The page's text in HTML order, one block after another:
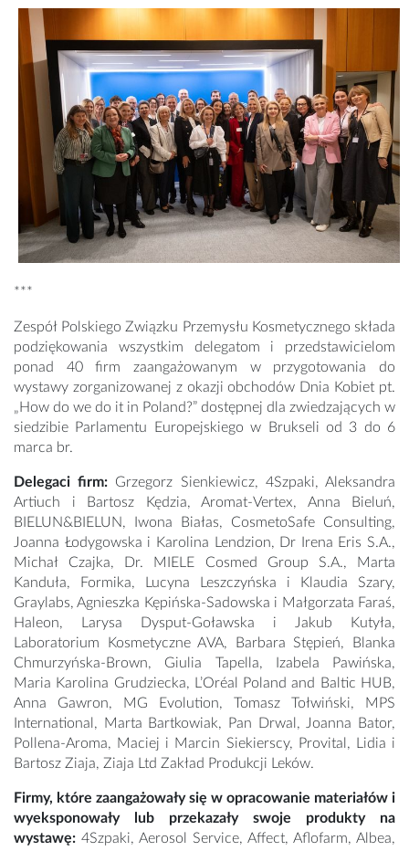
***
Zespół Polskiego Związku Przemysłu Kosmetycznego składa
podziękowania wszystkim delegatom i przedstawicielom
ponad 40 firm zaangażowanym w przygotowania do
wystawy zorganizowanej z okazji obchodów Dnia Kobiet pt.
„How do we do it in Poland?” dostępnej dla zwiedzających w
siedzibie Parlamentu Europejskiego w Brukseli od 3 do 6
marca br.
Delegaci firm: Grzegorz Sienkiewicz, 4Szpaki, Aleksandra
Artiuch i Bartosz Kędzia, Aromat-Vertex, Anna Bieluń,
BIELUN&BIELUN, Iwona Białas, CosmetoSafe Consulting,
Joanna Łodygowska i Karolina Lendzion, Dr Irena Eris S.A.,
Michał Czajka, Dr. MIELE Cosmed Group S.A., Marta
Kanduła, Formika, Lucyna Leszczyńska i Klaudia Szary,
Graylabs, Agnieszka Kępińska-Sadowska i Małgorzata Faraś,
Haleon, Larysa Dysput-Goławska i Jakub Kutyła,
Laboratorium Kosmetyczne AVA, Barbara Stępień, Blanka
Chmurzyńska-Brown, Giulia Tapella, Izabela Pawińska,
Maria Karolina Grudziecka, L’Oréal Poland and Baltic HUB,
Anna Gawron, MG Evolution, Tomasz Tołwiński, MPS
International, Marta Bartkowiak, Pan Drwal, Joanna Bator,
Pollena-Aroma, Maciej i Marcin Siekierscy, Provital, Lidia i
Bartosz Ziaja, Ziaja Ltd Zakład Produkcji Leków.
Firmy, które zaangażowały się w opracowanie materiałów i
wyeksponowały lub przekazały swoje produkty na
wystawę: 4Szpaki, Aerosol Service, Affect, Aflofarm, Albea,